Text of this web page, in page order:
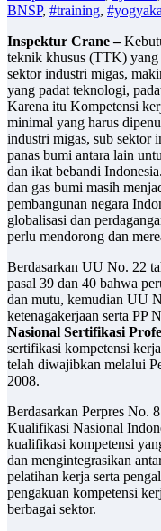
BNSP, #training,
Inspektur Crane –
teknik khusus (TTK) yang
sektor industri migas,
yang padat teknologi,
Karena itu Kompetensi
minimal yang harus
industri migas, sub sektor
panas bumi antara lain
dan ikat bebandi
dan gas bumi masih
pembangunan negara
globalisasi dan
perlu mendorong dan
Berdasarkan UU No. 22
pasal 39 dan 40 bahwa
dan mutu, kemudian UU
ketenagakerjaan serta PP
Nasional Sertifikasi
sertifikasi kompetensi
telah diwajibkan melalui
2008.
Berdasarkan Perpres No.
Kualifikasi Nasional
kualifikasi kompetensi
dan mengintegrasikan
pelatihan kerja serta
pengakuan kompetensi
berbagai sektor.